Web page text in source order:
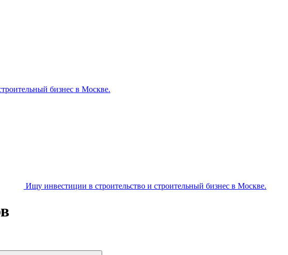
бизнес в Москве.
Ищу инвестиции в строительство и строительный бизнес в Москве.